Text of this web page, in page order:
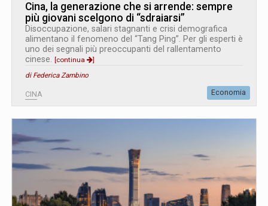
Cina, la generazione che si arrende: sempre
più giovani scelgono di “sdraiarsi”
Disoccupazione, salari stagnanti e crisi demografica
alimentano il fenomeno del “Tang Ping”. Per gli esperti è
uno dei segnali più preoccupanti del rallentamento
cinese. [continua
]
di Federica Zambino
CINA Economia